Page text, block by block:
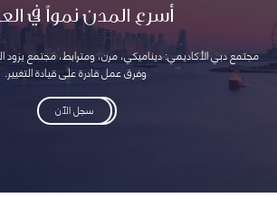
أسرع المدن نمواً في
مجتمع دبي الأكاديمي: ديناميكي، مرن، ومترابط، مجتمع يزود
وفرق عمل قادرة على قيادة التغيير.
سجل الآن